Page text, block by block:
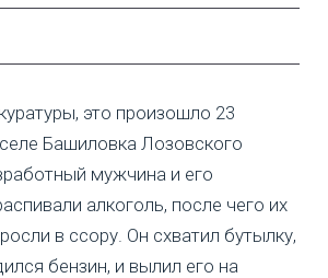
это произошло 23
Башиловка Лозовского
мужчина и его
алкоголь, после чего их
в ссору. Он схватил бутылку,
бензин, и вылил его на